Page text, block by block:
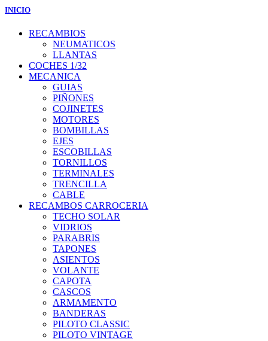
INICIO
RECAMBIOS
NEUMATICOS
LLANTAS
COCHES 1/32
MECANICA
GUIAS
PIÑONES
COJINETES
MOTORES
BOMBILLAS
EJES
ESCOBILLAS
TORNILLOS
TERMINALES
TRENCILLA
CABLE
RECAMBOS CARROCERIA
TECHO SOLAR
VIDRIOS
PARABRIS
TAPONES
ASIENTOS
VOLANTE
CAPOTA
CASCOS
ARMAMENTO
BANDERAS
PILOTO CLASSIC
PILOTO VINTAGE